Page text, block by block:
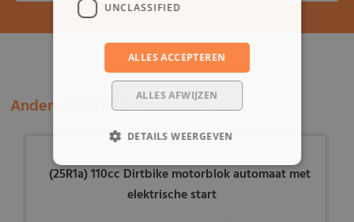
Andere klanten bekeken ook:
(25R1a) 110cc Dirtbike motorblok automaat met
elektrische start
UNCLASSIFIED
ALLES ACCEPTEREN
ALLES AFWIJZEN
DETAILS WEERGEVEN